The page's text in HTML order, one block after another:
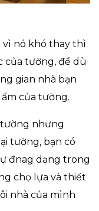
nó khó thay thì
của tường, để dù
gian nhà bạn
của tường.
nhưng
tường, bạn có
đnag dạng trong
chọ lựa và thiết
nhà của mình